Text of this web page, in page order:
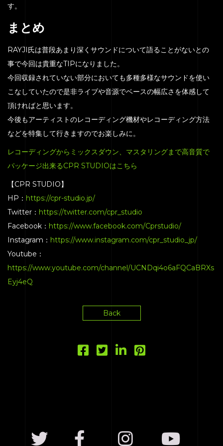
す。
まとめ
RAYJI氏は普段あまり深くサウンドについて語ることがないとの
事で今回は貴重なTIPになりました。
今回収録されていない部分においても多種多様なサウンドを使い
こなしていたので是非ライブや音源でベースの幅広さを体感して
頂ければと思います。
今後もアーティストのレコーディング機材やレコーディング方法
などを特集して行きますのでお楽しみに。
レコーディングからミックスダウン、マスタリングまで高音質で
パッケージ出来るCPR STUDIOはこちら
【CPR STUDIO】
HP： https://cpr-studio.jp/
Twitter： https://twitter.com/cpr_studio
Facebook： https://www.facebook.com/Cprstudio/
Instagram： https://www.instagram.com/cpr_studio_jp/
Youtube：
https://www.youtube.com/channel/UCNDqi4o6aFQCaBRXs
Eyj4eQ
Back